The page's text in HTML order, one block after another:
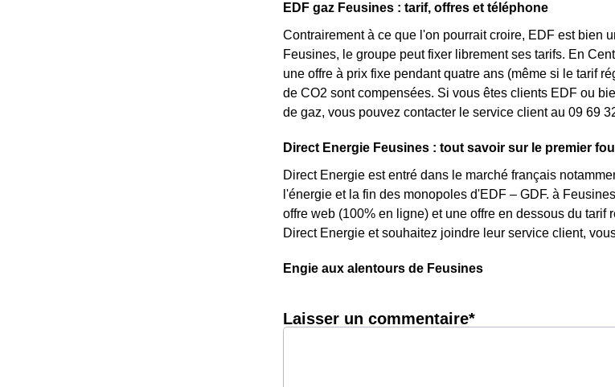
EDF gaz Feusines : tarif, offres et téléphone
Contrairement à ce que l'on pourrait croire, EDF est bien
Feusines, le groupe peut fixer librement ses tarifs. En
une offre à prix fixe pendant quatre ans (même si le tarif
de CO2 sont compensées. Si vous êtes clients EDF ou
de gaz, vous pouvez contacter le service client au 09 69
Direct Energie Feusines : tout savoir sur le premier
Direct Energie est entré dans le marché français
l'énergie et la fin des monopoles d'EDF – GDF. à
offre web (100% en ligne) et une offre en dessous du
Direct Energie et souhaitez joindre leur service client,
Engie aux alentours de Feusines
Laisser un commentaire*